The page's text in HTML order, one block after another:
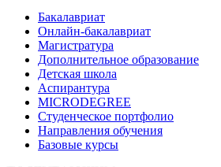
Бакалавриат
Онлайн-бакалавриат
Магистратура
Дополнительное образование
Детская школа
Аспирантура
MICRODEGREE
Студенческое портфолио
Направления обучения
Базовые курсы